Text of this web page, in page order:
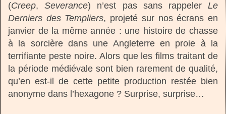
(Creep,Severance) n’est pas sans rappelerLe
Derniers des Templiers, projeté sur nos écrans en
janvier de la même année : une histoire de chasse
à la sorcière dans une Angleterre en proie à la
terrifiante peste noire. Alors que les films traitant de
la période médiévale sont bien rarement de qualité,
qu’en est-il de cette petite production restée bien
anonyme dans l’hexagone ? Surprise, surprise…